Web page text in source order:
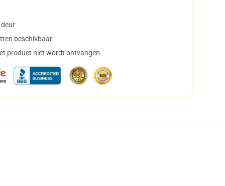
beschikbaar
product niet wordt ontvangen